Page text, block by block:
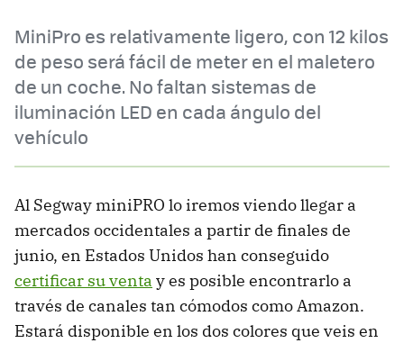
MiniPro es relativamente ligero, con 12 kilos
de peso será fácil de meter en el maletero
de un coche. No faltan sistemas de
iluminación LED en cada ángulo del
vehículo
Al Segway miniPRO lo iremos viendo llegar a
mercados occidentales a partir de finales de
junio, en Estados Unidos han conseguido
certificar su venta y es posible encontrarlo a
través de canales tan cómodos como Amazon.
Estará disponible en los dos colores que veis en